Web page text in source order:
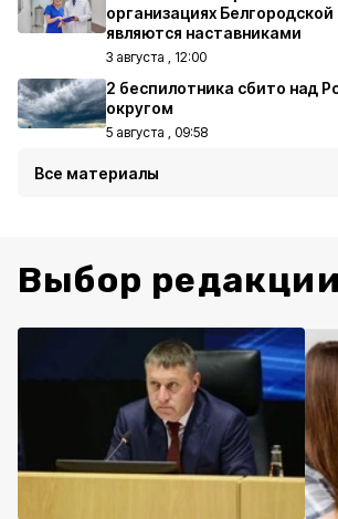
организациях
являются наставниками
3 августа , 12:00
2 беспилотника сбито над
округом
5 августа , 09:58
Все материалы
Выбор редакции